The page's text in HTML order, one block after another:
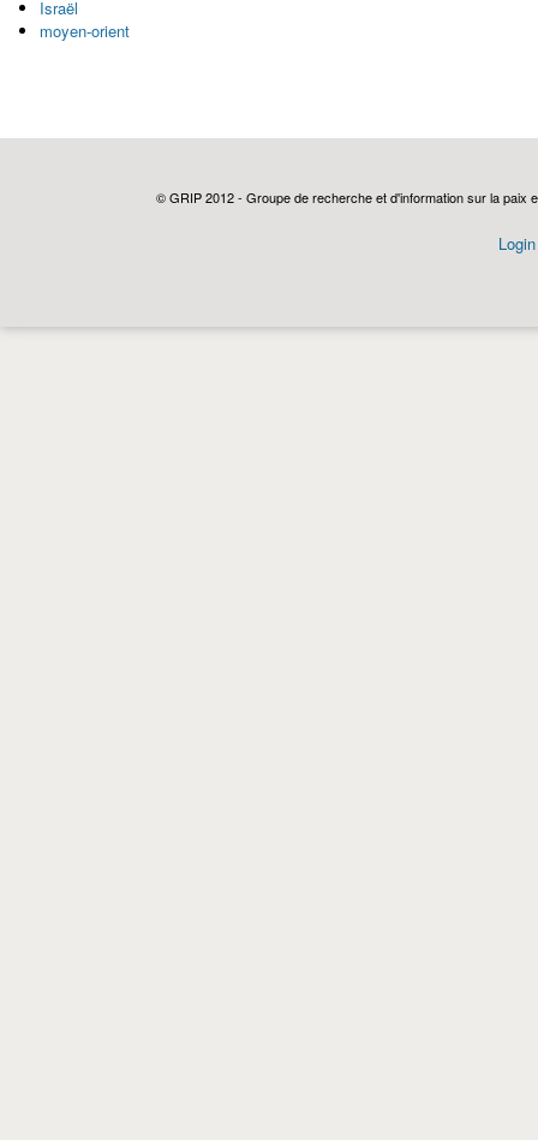
Israël
moyen-orient
© GRIP 2012 - Groupe de recherche et d'information sur la paix
Login